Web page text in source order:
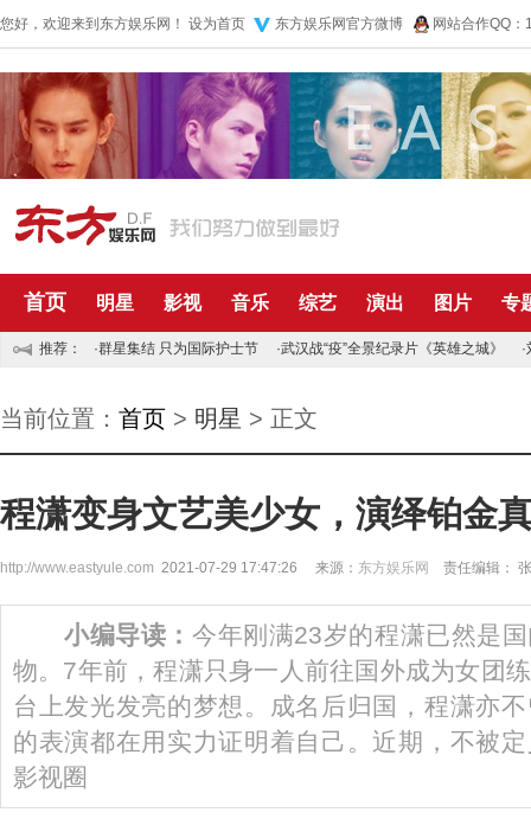
您好，欢迎来到东方娱乐网！ 设为首页 东方娱乐网官方微博 网站合作QQ
首页 明星 影视 音乐 综艺 演出 图片 专
推荐： ·群星集结 只为国际护士节 ·武汉战“疫”全景纪录片《英雄之城》 ·
当前位置： 首页 > 明星 > 正文
程潇变身文艺美少女，演绎铂金
http://www.eastyule.com 2021-07-29 17:47:26 来源： 东方娱乐网 责任编辑：
小编导读： 今年刚满23岁的程潇已然是
物。7年前，程潇只身一人前往国外成为女团
台上发光发亮的梦想。成名后归国，程潇亦
的表演都在用实力证明着自己。近期，不被
影视圈